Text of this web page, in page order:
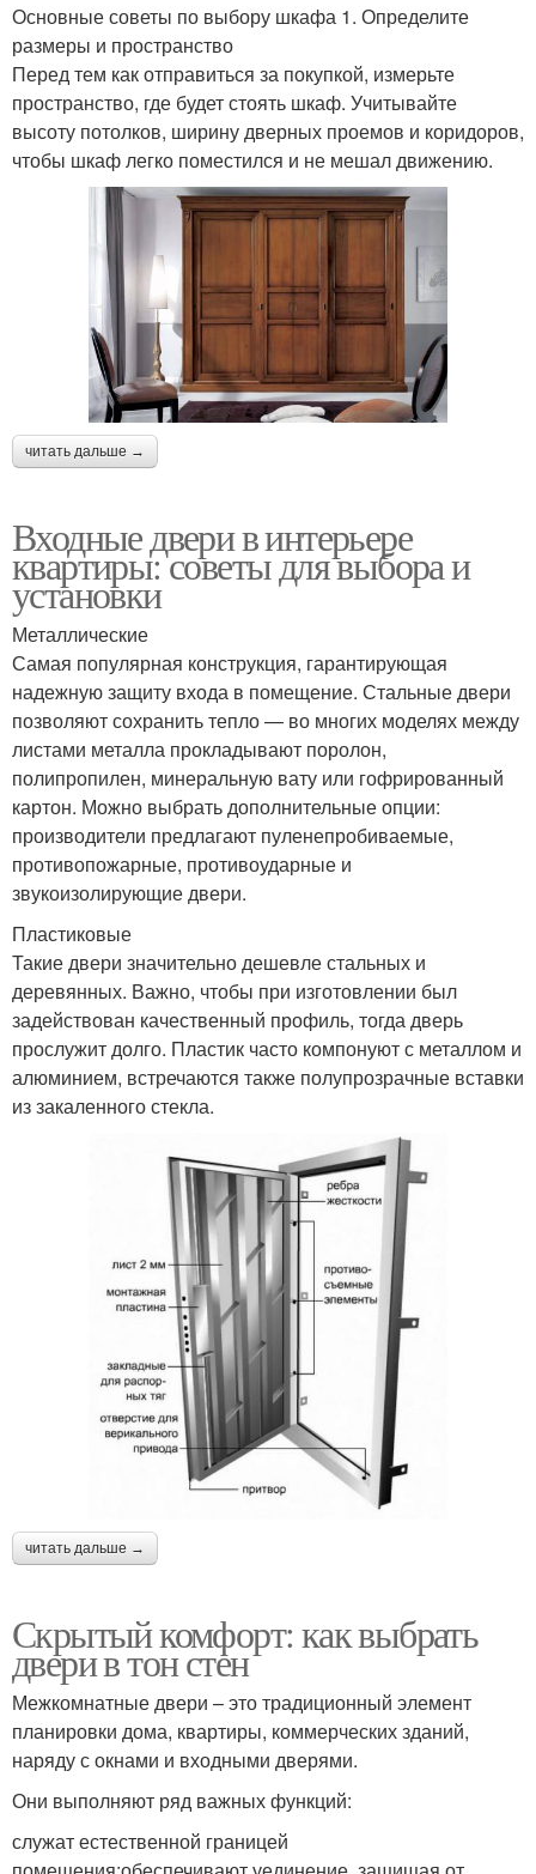
Основные советы по выбору шкафа 1. Определите
размеры и пространство
Перед тем как отправиться за покупкой, измерьте
пространство, где будет стоять шкаф. Учитывайте
высоту потолков, ширину дверных проемов и коридоров,
чтобы шкаф легко поместился и не мешал движению.
читать дальше →
Входные двери в интерьере
квартиры: советы для выбора и
установки
Металлические
Самая популярная конструкция, гарантирующая
надежную защиту входа в помещение. Стальные двери
позволяют сохранить тепло — во многих моделях между
листами металла прокладывают поролон,
полипропилен, минеральную вату или гофрированный
картон. Можно выбрать дополнительные опции:
производители предлагают пуленепробиваемые,
противопожарные, противоударные и
звукоизолирующие двери.
Пластиковые
Такие двери значительно дешевле стальных и
деревянных. Важно, чтобы при изготовлении был
задействован качественный профиль, тогда дверь
прослужит долго. Пластик часто компонуют с металлом и
алюминием, встречаются также полупрозрачные вставки
из закаленного стекла.
читать дальше →
Скрытый комфорт: как выбрать
двери в тон стен
Межкомнатные двери – это традиционный элемент
планировки дома, квартиры, коммерческих зданий,
наряду с окнами и входными дверями.
Они выполняют ряд важных функций:
служат естественной границей